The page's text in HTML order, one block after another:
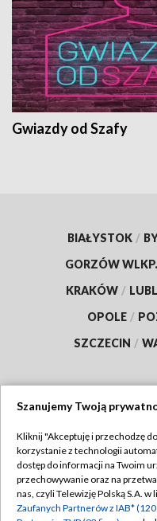
Gwiazdy od Szafy
BIAŁYSTOK /
GORZÓW WLKP.
KRAKÓW /
OPOLE /
SZCZECIN /
Abonament TVP
Emisja w TVP
Szanujemy Twoją
Kliknij "Akceptuję i przechodzę
korzystanie z technologii
dostęp do informacji na Twoim
przechowywanie oraz na
nas, czyli Telewizję Polską S.A.
Zaufanych Partnerów z IAB*